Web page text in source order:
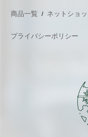
商品一覧 ネットショ
プライバシーポリシー